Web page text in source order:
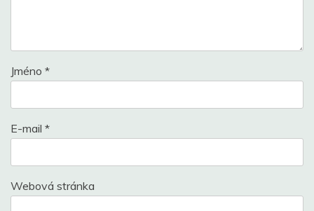
Jméno *
E-mail *
Webová stránka